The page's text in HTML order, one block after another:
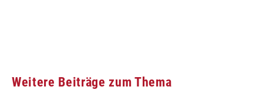
Weitere Beiträge zum Thema